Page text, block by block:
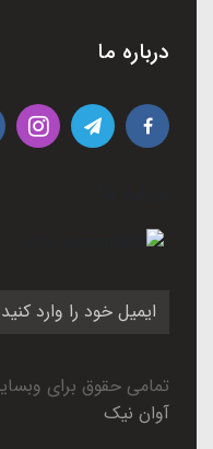
درباره ما
تمامی حقوق برای
آوان نیک